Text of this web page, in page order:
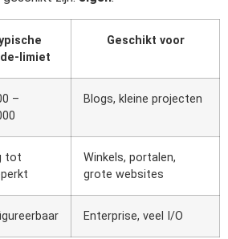
limiet
Geschikt voor
–
Blogs, kleine projecten
tot
Winkels, portalen,
grote websites
Enterprise, veel I/O